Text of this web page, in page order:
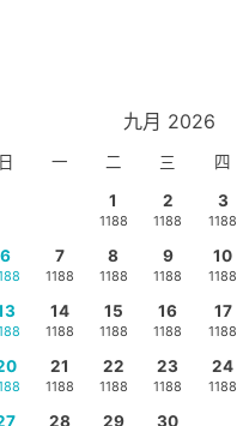
九月 2026
日 一 二 三 四
1
1188
2
1188
3
1188
6 7
1188
8
1188
9
1188
10
1188
14
1188
15
1188
16
1188
17
1188
21
1188
22
1188
23
1188
24
1188
28 29 30